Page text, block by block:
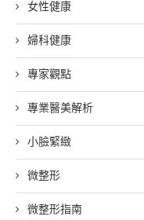
女性健康
婦科健康
專家觀點
專業醫美解析
小臉緊緻
微整形
微整形指南